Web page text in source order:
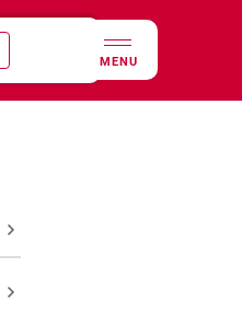
MENU